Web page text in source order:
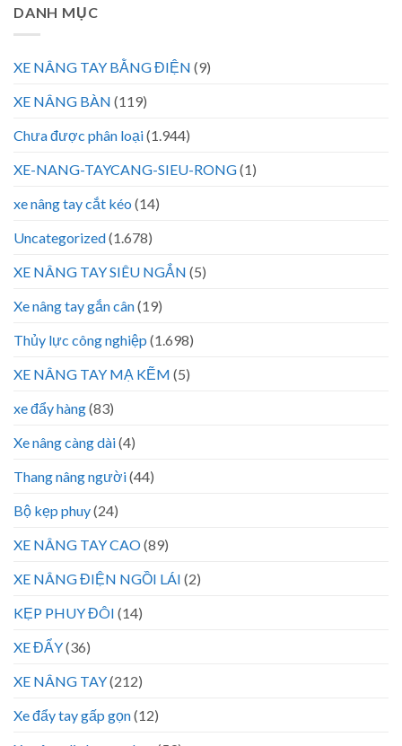
DANH MỤC
XE NÂNG TAY BẰNG ĐIỆN (9)
XE NÂNG BÀN (119)
Chưa được phân loại(1.944)
XE-NANG-TAYCANG-SIEU-RONG(1)
xe nâng tay cắt kéo (14)
Uncategorized(1.678)
XE NÂNG TAY SIÊU NGẮN (5)
Xe nâng tay gắn cân(19)
Thủy lực công nghiệp (1.698)
XE NÂNG TAY MẠ KẼM (5)
xe đẩy hàng(83)
Xe nâng càng dài(4)
Thang nâng người(44)
Bộ kẹp phuy(24)
XE NÂNG TAY CAO(89)
XE NÂNG ĐIỆN NGỒI LÁI (2)
KẸP PHUY ĐÔI (14)
XE ĐẨY(36)
XE NÂNG TAY(212)
Xe đẩy tay gấp gọn(12)